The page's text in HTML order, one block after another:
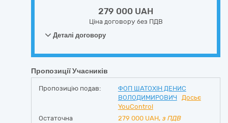
279 000 UAH
Ціна договору без ПДВ
Деталі договору
Пропозиції Учасників
Пропозицію подав:
ФОП ШАТОХІН ДЕНИС
ВОЛОДИМИРОВИЧ
Досьє
YouControl
Остаточна
279 000 UAH, з ПДВ